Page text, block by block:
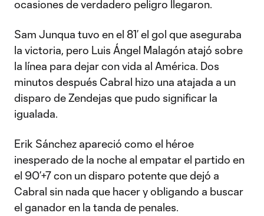
ocasiones de verdadero peligro llegaron.
Sam Junqua tuvo en el 81’ el gol que aseguraba
la victoria, pero Luis Ángel Malagón atajó sobre
la línea para dejar con vida al América. Dos
minutos después Cabral hizo una atajada a un
disparo de Zendejas que pudo significar la
igualada.
Erik Sánchez apareció como el héroe
inesperado de la noche al empatar el partido en
el 90’+7 con un disparo potente que dejó a
Cabral sin nada que hacer y obligando a buscar
el ganador en la tanda de penales.